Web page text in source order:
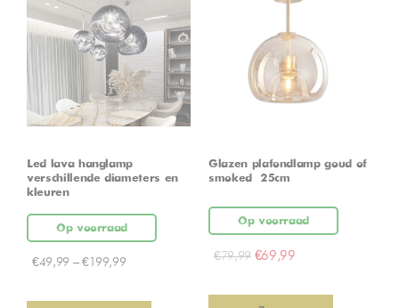
Led lava hanglamp –
verschillende diameters en
kleuren
Op voorraad
€49,99 –€199,99
Glazen plafondlamp goud of
smoked – 25cm
Op voorraad
€79,99 €69,99